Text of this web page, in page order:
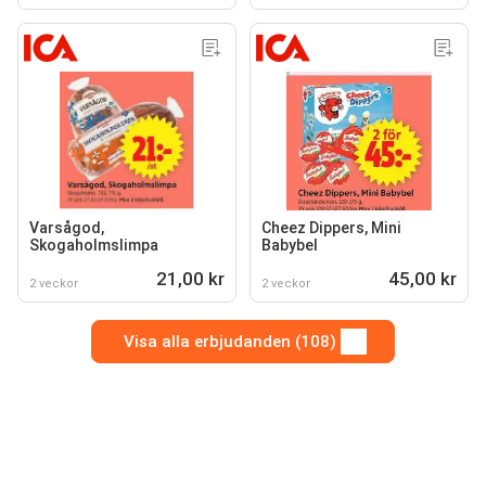
Varsågod,
Skogaholmslimpa
2 veckor 21,00 kr
Cheez Dippers, Mini
Babybel
2 veckor 45,00 kr
Visa alla erbjudanden (108)